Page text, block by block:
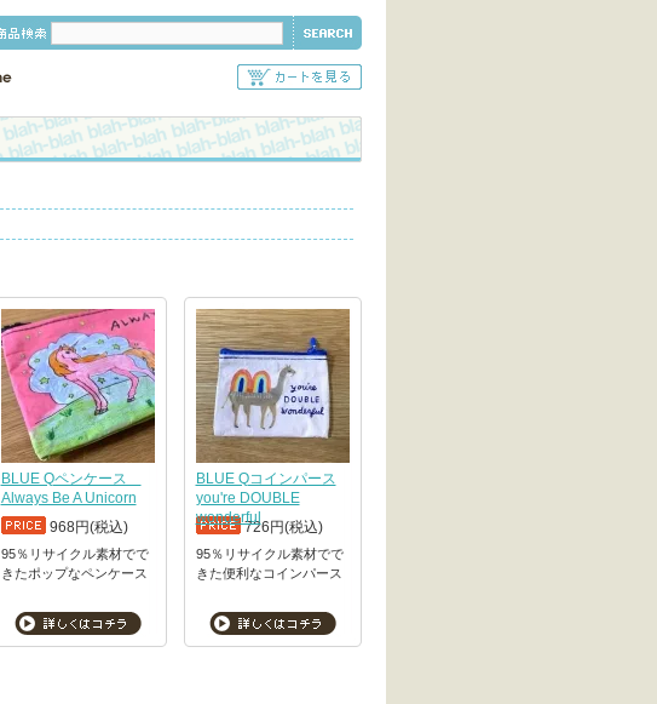
BLUE Qペンケース
Always Be A Unicorn
968円(税込)
95％リサイクル素材でで
きたポップなペンケース
BLUE Qコインパース
you're DOUBLE
wonderful
726円(税込)
95％リサイクル素材でで
きた便利なコインパース